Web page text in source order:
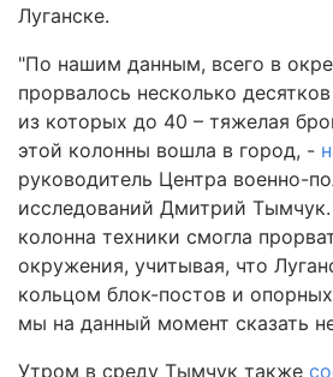
Луганске.
"По нашим данным, всего в
прорвалось несколько
из которых до 40 – тяжелая
этой колонны вошла в город, -
руководитель Центра военно-
исследований Дмитрий
колонна техники смогла
окружения, учитывая, что
кольцом блок-постов и
мы на данный момент сказать
Утром в среду Тымчук также